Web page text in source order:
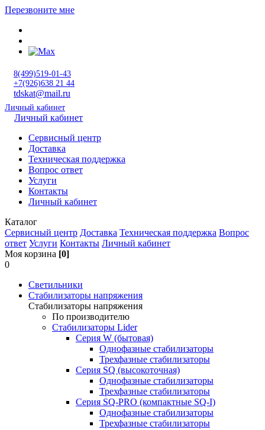
Перезвоните мне
8(499)519-01-43
+7(926)638 21 44
tdskat@mail.ru
Личный кабинет
Личный кабинет
Сервисный центр
Доставка
Техническая поддержка
Вопрос ответ
Услуги
Контакты
Личный кабинет
Каталог
Сервисный центр Доставка Техническая поддержка Вопрос
ответ Услуги Контакты Личный кабинет
Моя корзина [0]
0
Светильники
Стабилизаторы напряжения
Стабилизаторы напряжения
По производителю
Стабилизаторы Lider
Cерия W (бытовая)
Однофазные стабилизаторы
Трехфазные стабилизаторы
Серия SQ (высокоточная)
Однофазные стабилизаторы
Трехфазные стабилизаторы
Cерия SQ-PRO (компактные SQ-I)
Однофазные стабилизаторы
Трехфазные стабилизаторы